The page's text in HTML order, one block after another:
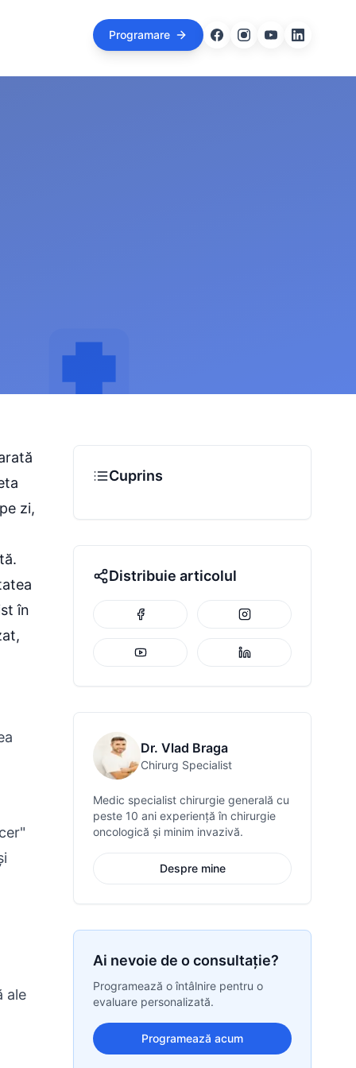
Programare
zi,
în
ale
Cuprins
Distribuie articolul
Dr. Vlad Braga
Chirurg Specialist
Medic specialist chirurgie generală cu
peste 10 ani experiență în chirurgie
oncologică și minim invazivă.
Despre mine
Ai nevoie de o consultație?
Programează o întâlnire pentru o
evaluare personalizată.
Programează acum